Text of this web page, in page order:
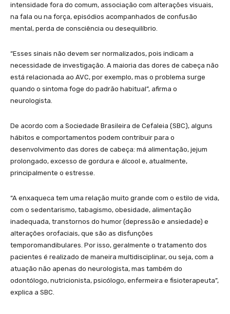
intensidade fora do comum, associação com alterações visuais,
na fala ou na força, episódios acompanhados de confusão
mental, perda de consciência ou desequilíbrio.
“Esses sinais não devem ser normalizados, pois indicam a
necessidade de investigação. A maioria das dores de cabeça não
está relacionada ao AVC, por exemplo, mas o problema surge
quando o sintoma foge do padrão habitual”, afirma o
neurologista.
De acordo com a Sociedade Brasileira de Cefaleia (SBC), alguns
hábitos e comportamentos podem contribuir para o
desenvolvimento das dores de cabeça: má alimentação, jejum
prolongado, excesso de gordura e álcool e, atualmente,
principalmente o estresse.
“A enxaqueca tem uma relação muito grande com o estilo de vida,
com o sedentarismo, tabagismo, obesidade, alimentação
inadequada, transtornos do humor (depressão e ansiedade) e
alterações orofaciais, que são as disfunções
temporomandibulares. Por isso, geralmente o tratamento dos
pacientes é realizado de maneira multidisciplinar, ou seja, com a
atuação não apenas do neurologista, mas também do
odontólogo, nutricionista, psicólogo, enfermeira e fisioterapeuta”,
explica a SBC.